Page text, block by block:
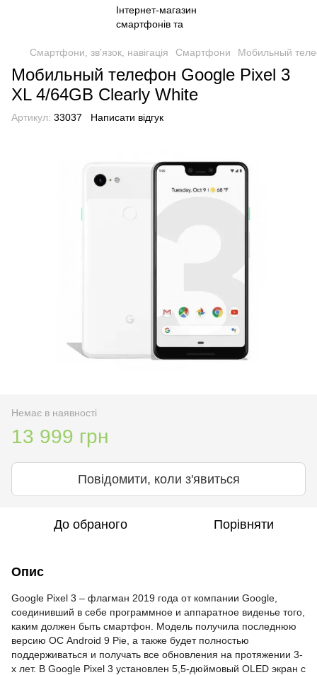
Смартфони, зв'язок, навігація Смартфони Мобильный
Мобильный телефон Google Pixel 3
XL 4/64GB Clearly White
Артикул: 33037 Написати відгук
Немає в наявності
13 999 грн
Повідомити, коли з'явиться
До обраного Порівняти
Опис
Google Pixel 3 – флагман 2019 года от компании Google,
соединивший в себе программное и аппаратное виденье того,
каким должен быть смартфон. Модель получила последнюю
версию ОС Android 9 Pie, а также будет полностью
поддерживаться и получать все обновления на протяжении 3-
х лет. В Google Pixel 3 установлен 5,5-дюймовый OLED экран с